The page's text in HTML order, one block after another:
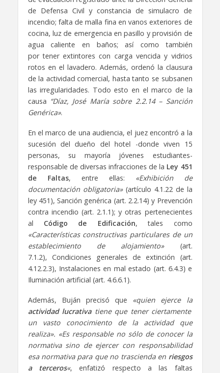
de Defensa Civil y constancia de simulacro de
incendio; falta de malla fina en vanos exteriores de
cocina, luz de emergencia en pasillo y provisión de
agua caliente en baños; así como también
por tener extintores con carga vencida y vidrios
rotos en el lavadero. Además, ordenó la clausura
de la actividad comercial, hasta tanto se subsanen
las irregularidades. Todo esto en el marco de la
causa “Díaz, José María sobre 2.2.14 – Sanción
Genérica».
En el marco de una audiencia, el juez encontró a la
sucesión del dueño del hotel -donde viven 15
personas, su mayoría jóvenes estudiantes-
responsable de diversas infracciones de la Ley 451
de Faltas, entre ellas: «Exhibición de
documentación obligatoria»(artículo 4.1.22 de la
ley 451), Sanción genérica (art. 2.2.14) y Prevención
contra incendio (art. 2.1.1); y otras pertenecientes
al Código de Edificación, tales como
«Características constructivas particulares de un
establecimiento de alojamiento»(art.
7.1.2), Condiciones generales de extinción (art.
4.12.2.3), Instalaciones en mal estado (art. 6.4.3) e
Iluminación artificial (art. 4.6.6.1).
Además, Buján precisó que «quien ejerce la
actividad lucrativatiene que tener ciertamente
un vasto conocimiento de la actividad que
realiza». «Es responsable no sólo de conocer la
normativa sino de ejercer con responsabilidad
esa normativa para que no trascienda en riesgos
a terceros«, enfatizó respecto a las faltas